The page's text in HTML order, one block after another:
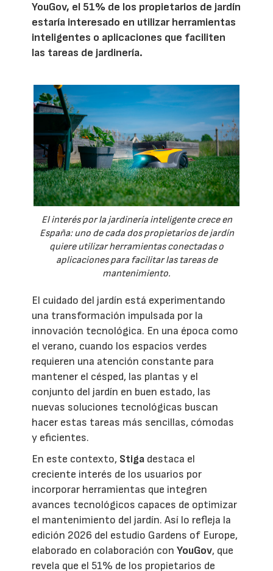
YouGov, el 51% de los propietarios de jardín
estaría interesado en utilizar herramientas
inteligentes o aplicaciones que faciliten
las tareas de jardinería.
El interés por la jardinería inteligente crece en
España: uno de cada dos propietarios de jardín
quiere utilizar herramientas conectadas o
aplicaciones para facilitar las tareas de
mantenimiento.
El cuidado del jardín está experimentando
una transformación impulsada por la
innovación tecnológica. En una época como
el verano, cuando los espacios verdes
requieren una atención constante para
mantener el césped, las plantas y el
conjunto del jardín en buen estado, las
nuevas soluciones tecnológicas buscan
hacer estas tareas más sencillas, cómodas
y eficientes.
En este contexto, Stiga destaca el
creciente interés de los usuarios por
incorporar herramientas que integren
avances tecnológicos capaces de optimizar
el mantenimiento del jardín. Así lo refleja la
edición 2026 del estudio Gardens of Europe,
elaborado en colaboración conYouGov, que
revela que el 51% de los propietarios de